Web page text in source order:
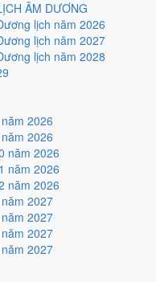
ÂM DƯƠNG
lịch năm 2026
lịch năm 2027
lịch năm 2028
2026
2026
năm 2026
năm 2026
năm 2026
2027
2027
2027
2027
là ngày 8/1/2020 âm lịch
quan trọng. Giờ Hoàng Đạo